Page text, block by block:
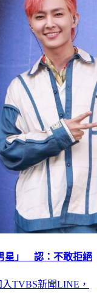
星」 認：不敢拒絕
入TVBS新聞LINE，